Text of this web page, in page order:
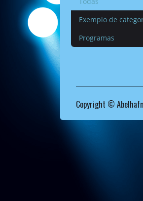
Exemplo de
Programas
Copyright ©